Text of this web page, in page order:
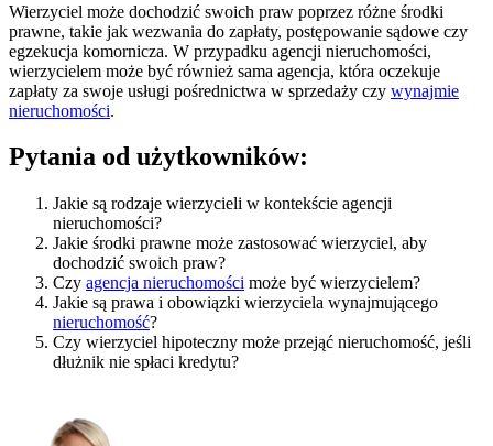
Wierzyciel może dochodzić swoich praw poprzez różne środki
prawne, takie jak wezwania do zapłaty, postępowanie sądowe czy
egzekucja komornicza. W przypadku agencji nieruchomości,
wierzycielem może być również sama agencja, która oczekuje
zapłaty za swoje usługi pośrednictwa w sprzedaży czy wynajmie
nieruchomości.
Pytania od użytkowników:
Jakie są rodzaje wierzycieli w kontekście agencji
nieruchomości?
Jakie środki prawne może zastosować wierzyciel, aby
dochodzić swoich praw?
Czy agencja nieruchomości może być wierzycielem?
Jakie są prawa i obowiązki wierzyciela wynajmującego
nieruchomość?
Czy wierzyciel hipoteczny może przejąć nieruchomość, jeśli
dłużnik nie spłaci kredytu?